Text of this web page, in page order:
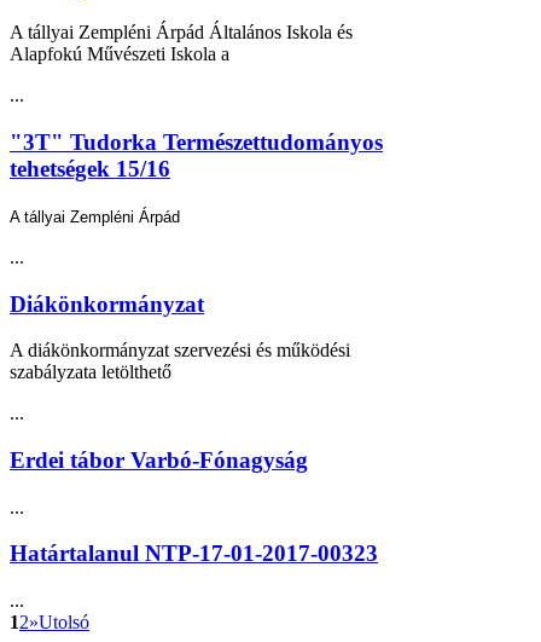
A tállyai Zempléni Árpád Általános Iskola és
Alapfokú Művészeti Iskola a
...
"3T" Tudorka Természettudományos
tehetségek 15/16
A tállyai Zempléni Árpád
...
Diákönkormányzat
A diákönkormányzat szervezési és működési
szabályzata letölthető
...
Erdei tábor Varbó-Fónagyság
...
Határtalanul NTP-17-01-2017-00323
...
12»Utolsó